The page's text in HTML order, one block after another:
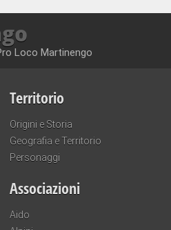
Loco Martinengo
Territorio
Origini e Storia
Geografia e Territorio
Personaggi
Associazioni
Aido